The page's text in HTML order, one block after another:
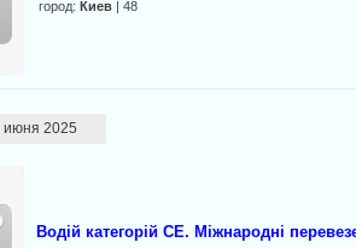
город: Киев| 48
июня 2025
Водій категорій CE. Міжнародні